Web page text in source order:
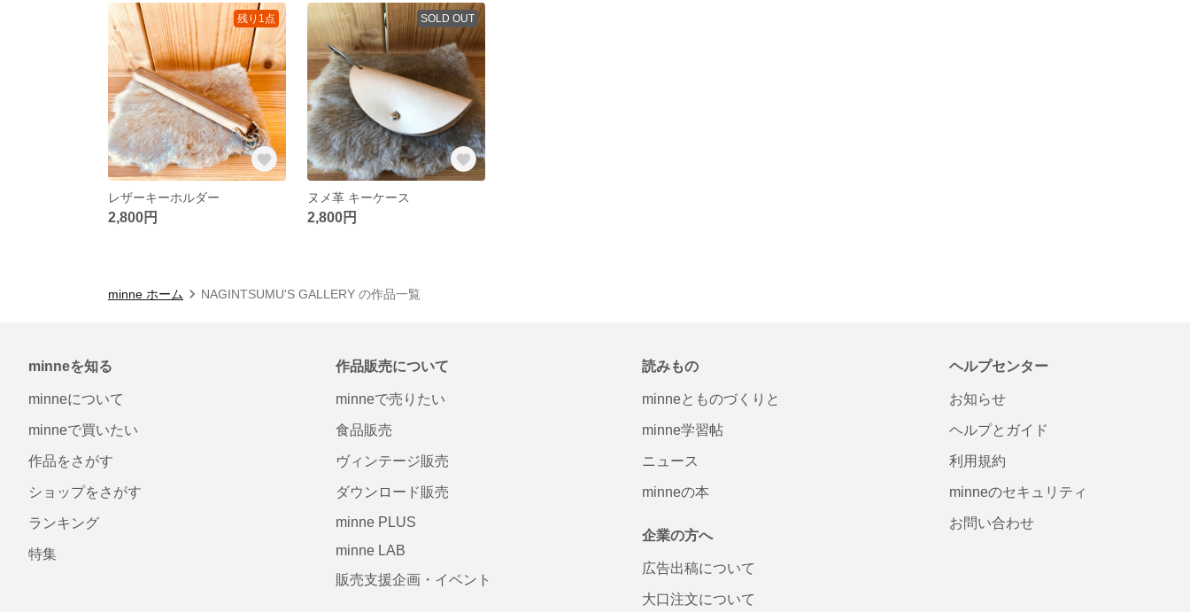
残り1点
レザーキーホルダー
2,800円
SOLD OUT
ヌメ革 キーケース
2,800円
minne ホーム NAGINTSUMU'S GALLERY の作品一覧
minneを知る
minneについて
minneで買いたい
作品をさがす
ショップをさがす
ランキング
特集
作品販売について
minneで売りたい
食品販売
ヴィンテージ販売
ダウンロード販売
minne PLUS
minne LAB
販売支援企画・イベント
読みもの
minneとものづくりと
minne学習帖
ニュース
minneの本
企業の方へ
広告出稿について
大口注文について
ヘルプセンター
お知らせ
ヘルプとガイド
利用規約
minneのセキュリティ
お問い合わせ